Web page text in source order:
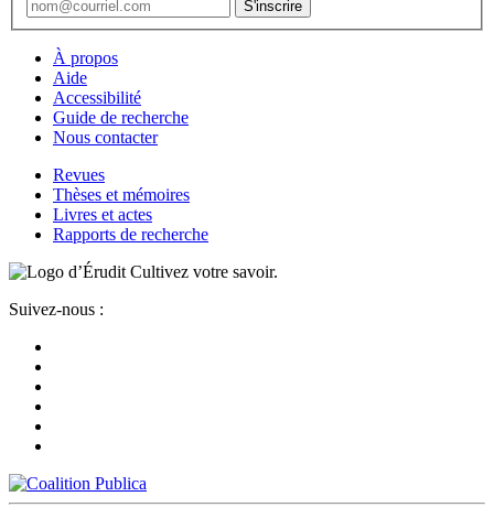
À propos
Aide
Accessibilité
Guide de recherche
Nous contacter
Revues
Thèses et mémoires
Livres et actes
Rapports de recherche
Cultivez votre savoir.
Suivez-nous :